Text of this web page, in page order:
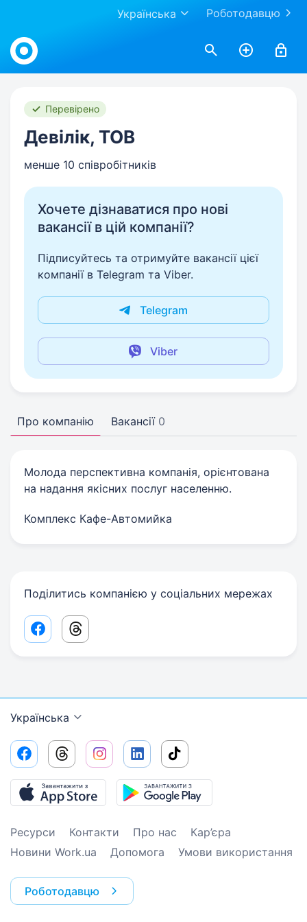
Роботодавцю
Українська
Work.ua
Перевірено
Девілік, ТОВ
менше 10 співробітників
Хочете дізнаватися про нові
вакансії в цій компанії?
Підписуйтесь та отримуйте вакансії цієї
компанії в Telegram та Viber.
Telegram
Viber
Про компанію Вакансії 0
Молода перспективна компанія, орієнтована
на надання якісних послуг населенню.
Комплекс Кафе-Автомийка
Поділитись компанією у соціальних мережах
Facebook share link
Threads share link
Українська
Ресурси Контакти Про нас
Кар’єра
Новини Work.ua
Допомога Умови використання
Роботодавцю